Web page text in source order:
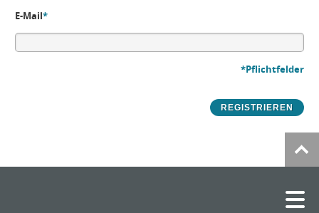
E-Mail*
*Pflichtfelder